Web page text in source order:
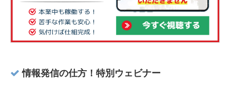
情報発信の仕方！特別ウェビナー